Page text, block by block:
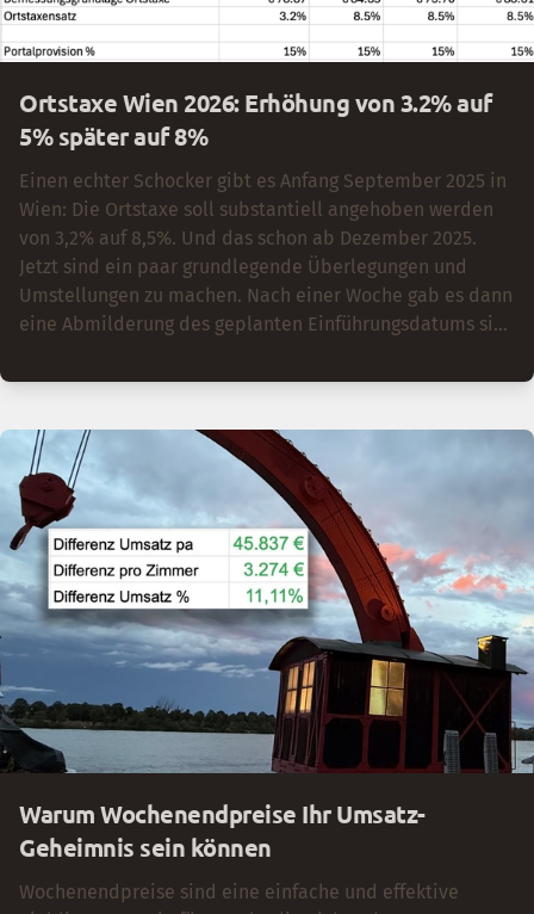
Ortstaxe Wien 2026: Erhöhung von 3.2% auf
5% später auf 8%
Einen echter Schocker gibt es Anfang September 2025 in
Wien: Die Ortstaxe soll substantiell angehoben werden
von 3,2% auf 8,5%. Und das schon ab Dezember 2025.
Jetzt sind ein paar grundlegende Überlegungen und
Umstellungen zu machen. Nach einer Woche gab es dann
eine Abmilderung des geplanten Einführungsdatums sine
Einführung ab 1.7.2026.
Warum Wochenendpreise Ihr Umsatz-
Geheimnis sein können
Wochenendpreise sind eine einfache und effektive